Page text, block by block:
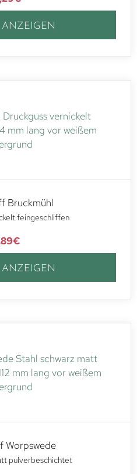
ANZEIGEN
Bruckmühl
feingeschliffen
€
ANZEIGEN
Worpswede
pulverbeschichtet